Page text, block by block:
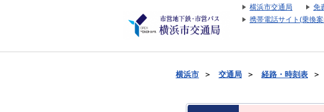
横浜市交通局 免
携帯電話サイト(乗換
横浜市 ＞ 交通局 ＞ 経路・時刻表 ＞